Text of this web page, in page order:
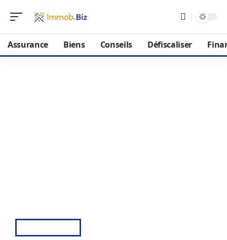
Assurance Biens Conseils Défiscaliser